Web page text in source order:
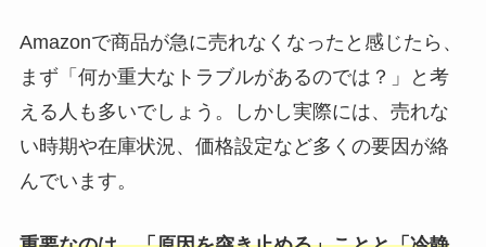
Amazonで商品が急に売れなくなったと感じたら、
まず「何か重大なトラブルがあるのでは？」と考
える人も多いでしょう。しかし実際には、売れな
い時期や在庫状況、価格設定など多くの要因が絡
んでいます。